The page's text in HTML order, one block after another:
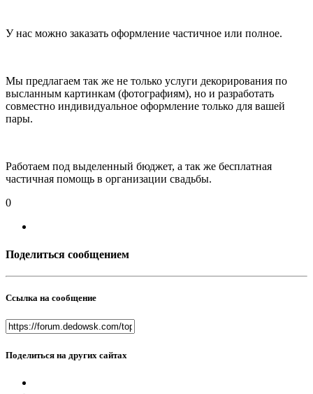
У нас можно заказать оформление частичное или полное.
Мы предлагаем так же не только услуги декорирования по
высланным картинкам (фотографиям), но и разработать
совместно индивидуальное оформление только для вашей
пары.
Работаем под выделенный бюджет, а так же бесплатная
частичная помощь в организации свадьбы.
0
Поделиться сообщением
Ссылка на сообщение
Поделиться на других сайтах